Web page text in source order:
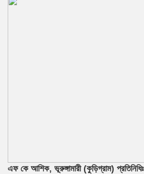
এফ কে আশিক, ভূরুঙ্গামারী (কুড়িগ্রাম) প্রতিনিধিঃ